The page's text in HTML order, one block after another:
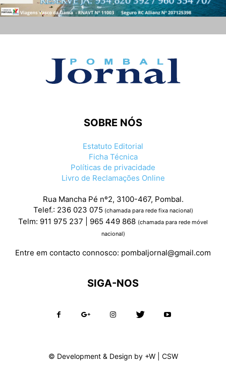
SOBRE NÓS
Estatuto Editorial
Ficha Técnica
Políticas de privacidade
Livro de Reclamações Online
Rua Mancha Pé nº2, 3100-467, Pombal.
Telef.: 236 023 075 (chamada para rede fixa nacional)
Telm: 911 975 237 | 965 449 868 (chamada para rede móvel
nacional)
Entre em contacto connosco: pombaljornal@gmail.com
SIGA-NOS
© Development & Design by +W| CSW